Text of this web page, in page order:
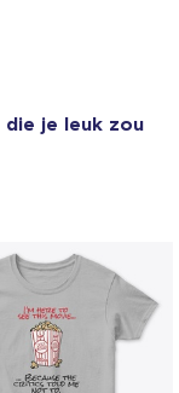
die je leuk zou